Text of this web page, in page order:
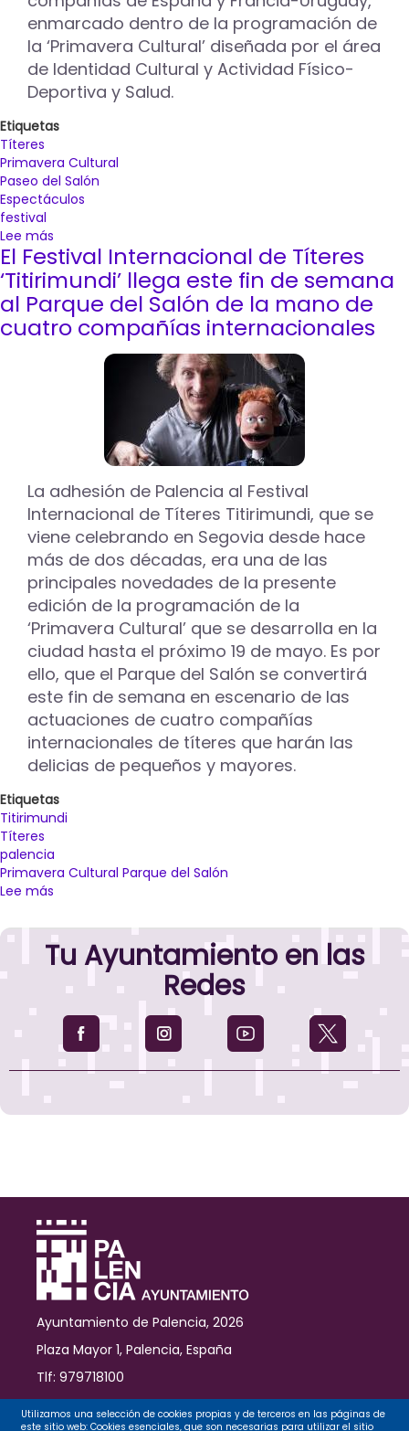
enmarcado dentro de la programación de
la ‘Primavera Cultural’ diseñada por el área
de Identidad Cultural y Actividad Físico-
Deportiva y Salud.
Etiquetas
Títeres
Primavera Cultural
Paseo del Salón
Espectáculos
festival
Lee más
El
Festival
Internacional
de
Títeres
Salón
El Festival Internacional de Títeres
‘Titirimundi’ llega este fin de semana
al Parque del Salón de la mano de
cuatro compañías internacionales
La adhesión de Palencia al Festival
Internacional de Títeres Titirimundi, que se
viene celebrando en Segovia desde hace
más de dos décadas, era una de las
principales novedades de la presente
edición de la programación de la
‘Primavera Cultural’ que se desarrolla en la
ciudad hasta el próximo 19 de mayo. Es por
ello, que el Parque del Salón se convertirá
este fin de semana en escenario de las
actuaciones de cuatro compañías
internacionales de títeres que harán las
delicias de pequeños y mayores.
Etiquetas
Titirimundi
Títeres
palencia
Primavera Cultural Parque del Salón
Lee más
Festival
Internacional
de
llega
este
fin
de
al
la
mano
de
cuatro
compañías
internacionales
Tu Ayuntamiento en las
Redes
Ayuntamiento de Palencia, 2026
Plaza Mayor 1, Palencia, España
Tlf: 979718100
Contacto
Utilizamos una selección de cookies propias y de terceros en las páginas de
este sitio web: Cookies esenciales, que son necesarias para utilizar el sitio